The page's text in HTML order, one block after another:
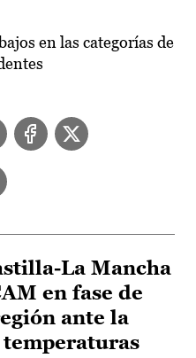
en las categorías de
La Mancha
en fase de
ante la